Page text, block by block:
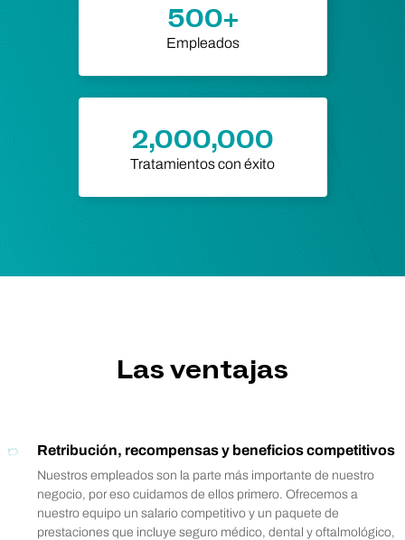
500+
Empleados
2,000,000
Tratamientos con éxito
Las ventajas
Retribución, recompensas y beneficios competitivos
Nuestros empleados son la parte más importante de nuestro
negocio, por eso cuidamos de ellos primero. Ofrecemos a
nuestro equipo un salario competitivo y un paquete de
prestaciones que incluye seguro médico, dental y oftalmológico,